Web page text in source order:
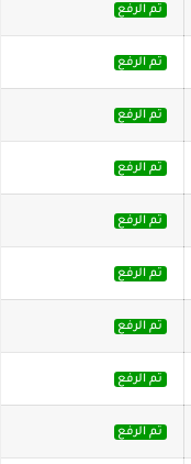
تم الرفع
تم الرفع
تم الرفع
تم الرفع
تم الرفع
تم الرفع
تم الرفع
تم الرفع
تم الرفع